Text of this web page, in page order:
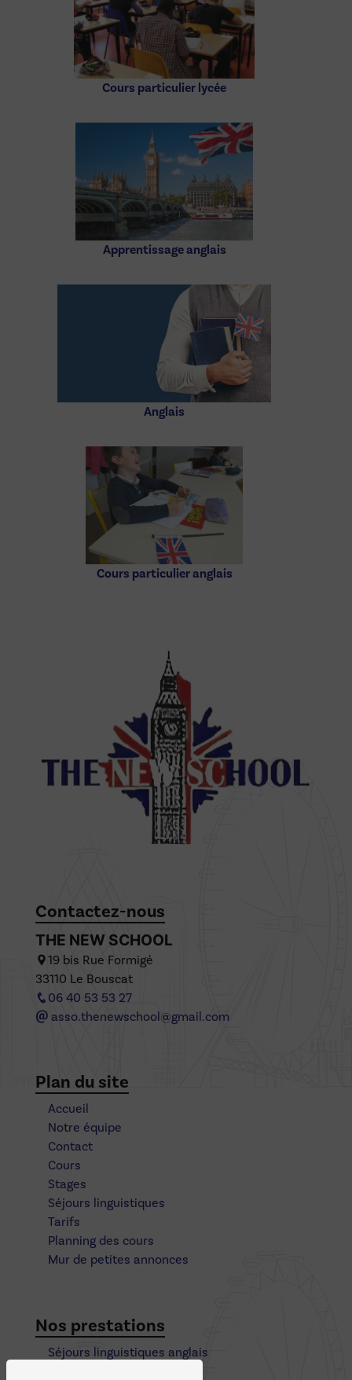
Cours particulier lycée
Apprentissage anglais
Anglais
Cours particulier anglais
Contactez-nous
THE NEW SCHOOL
19 bis Rue Formigé
33110 Le Bouscat
06 40 53 53 27
asso.thenewschool@gmail.com
Plan du site
Accueil
Notre équipe
Contact
Cours
Stages
Séjours linguistiques
Tarifs
Planning des cours
Mur de petites annonces
Nos prestations
Séjours linguistiques anglais